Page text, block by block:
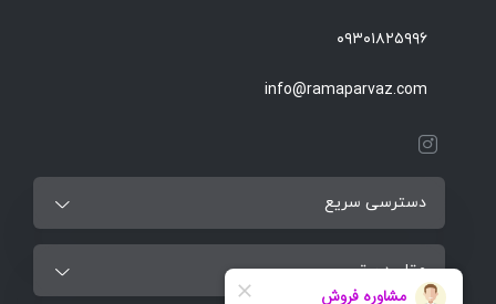
۰۹۳۰۱۸۲۵۹۹۶
info@ramaparvaz.com
دسترسی سریع
مقاصد برتر